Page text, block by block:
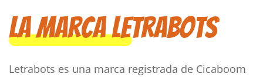
La marca Letrabots
Letrabots es una marca registrada de Cicaboom